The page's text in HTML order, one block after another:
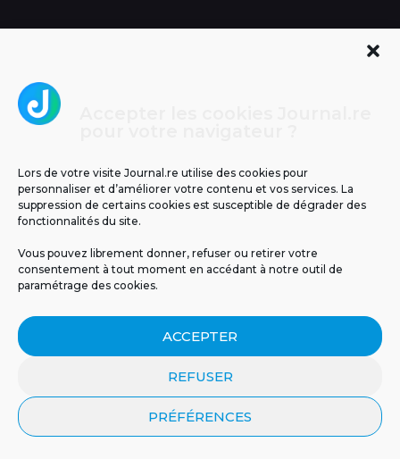
Lors de votre visite Journal.re utilise des cookies pour
personnaliser et d’améliorer votre contenu et vos services. La
suppression de certains cookies est susceptible de dégrader des
fonctionnalités du site.
Vous pouvez librement donner, refuser ou retirer votre
consentement à tout moment en accédant à notre outil de
paramétrage des cookies.
ACCEPTER
REFUSER
PRÉFÉRENCES
CRÉER UN COMPTE
Postez votre contenu sur
Journal.re